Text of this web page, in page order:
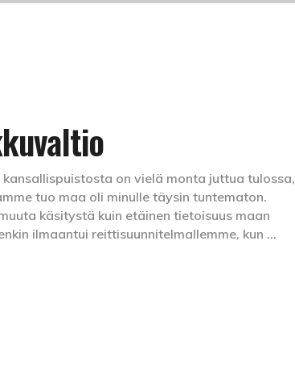
on vielä monta juttua tulossa,
tuo maa oli minulle täysin tuntematon.
käsitystä kuin etäinen tietoisuus maan
ilmaantui reittisuunnitelmallemme, kun